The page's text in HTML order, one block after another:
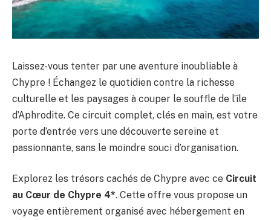
Laissez-vous tenter par une aventure inoubliable à
Chypre ! Échangez le quotidien contre la richesse
culturelle et les paysages à couper le souffle de l’île
d’Aphrodite. Ce circuit complet, clés en main, est votre
porte d’entrée vers une découverte sereine et
passionnante, sans le moindre souci d’organisation.
Explorez les trésors cachés de Chypre avec ce Circuit
au Cœur de Chypre 4*. Cette offre vous propose un
voyage entièrement organisé avec hébergement en